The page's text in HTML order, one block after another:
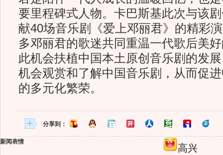
要里程碑式人物。卡巴斯基此次与该
献40场音乐剧《爱上邓丽君》的精彩
多邓丽君的歌迷共同重温一代歌后美
此机会扶植中国本土原创音乐剧的发
机会观赏和了解中国音乐剧，从而促
的多元化繁荣。
分享到：
新闻表情
高兴